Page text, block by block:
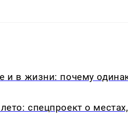
и в жизни: почему
спецпроект о